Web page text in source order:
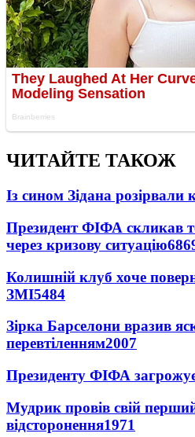
ЧИТАЙТЕ ТАКОЖ
Із сином Зідана розірвали
Президент ФІФА скликав
через кризову ситуацію
Колишній клуб хоче
ЗМІ5484
Зірка Барселони вразив
перевтіленням2007
Президенту ФІФА загрожує
Мудрик провів свій
відсторонення1971